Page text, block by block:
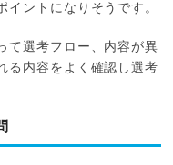
ントになりそうです。
て選考フロー、内容が異
る内容をよく確認し選考